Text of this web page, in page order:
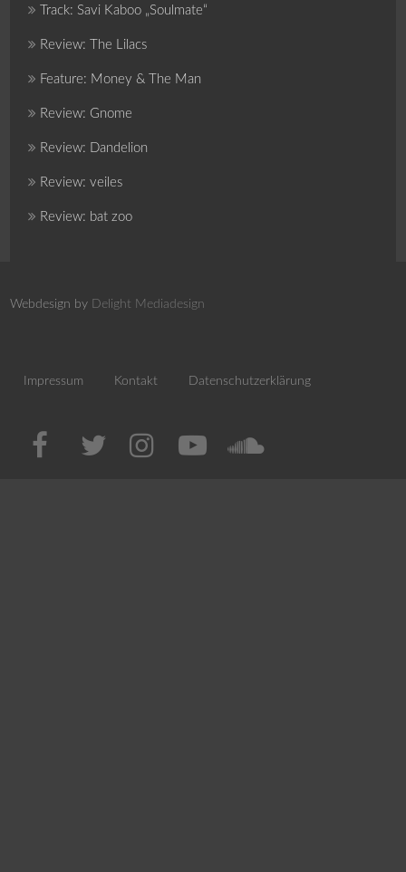
Track: Savi Kaboo „Soulmate“
Review: The Lilacs
Feature: Money & The Man
Review: Gnome
Review: Dandelion
Review: veiles
Review: bat zoo
Webdesign by Delight Mediadesign
Impressum Kontakt Datenschutzerklärung